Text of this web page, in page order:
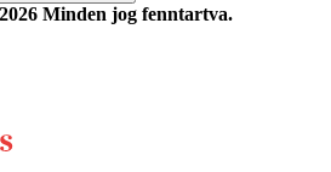
Minden jog fenntartva.